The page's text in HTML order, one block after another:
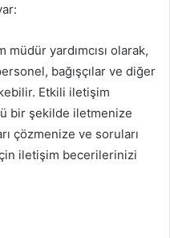
müdür yardımcısı olarak,
bağışçılar ve diğer
Etkili iletişim
bir şekilde iletmenize
çözmenize ve soruları
için iletişim becerilerinizi